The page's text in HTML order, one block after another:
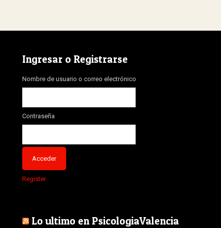
Ingresar o Registrarse
Nombre de usuario o correo electrónico
Contraseña
Register
Lo ultimo en PsicologiaValencia